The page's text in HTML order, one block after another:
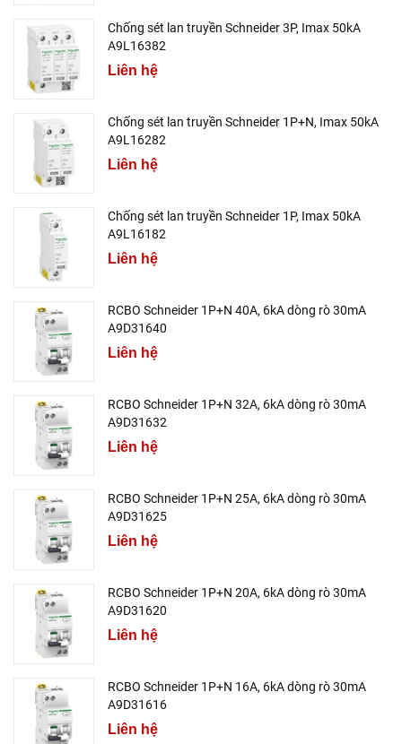
Chống sét lan truyền Schneider 3P, Imax 50kA
A9L16382
Liên hệ
Chống sét lan truyền Schneider 1P+N, Imax 50kA
A9L16282
Liên hệ
Chống sét lan truyền Schneider 1P, Imax 50kA
A9L16182
Liên hệ
RCBO Schneider 1P+N 40A, 6kA dòng rò 30mA
A9D31640
Liên hệ
RCBO Schneider 1P+N 32A, 6kA dòng rò 30mA
A9D31632
Liên hệ
RCBO Schneider 1P+N 25A, 6kA dòng rò 30mA
A9D31625
Liên hệ
RCBO Schneider 1P+N 20A, 6kA dòng rò 30mA
A9D31620
Liên hệ
RCBO Schneider 1P+N 16A, 6kA dòng rò 30mA
A9D31616
Liên hệ